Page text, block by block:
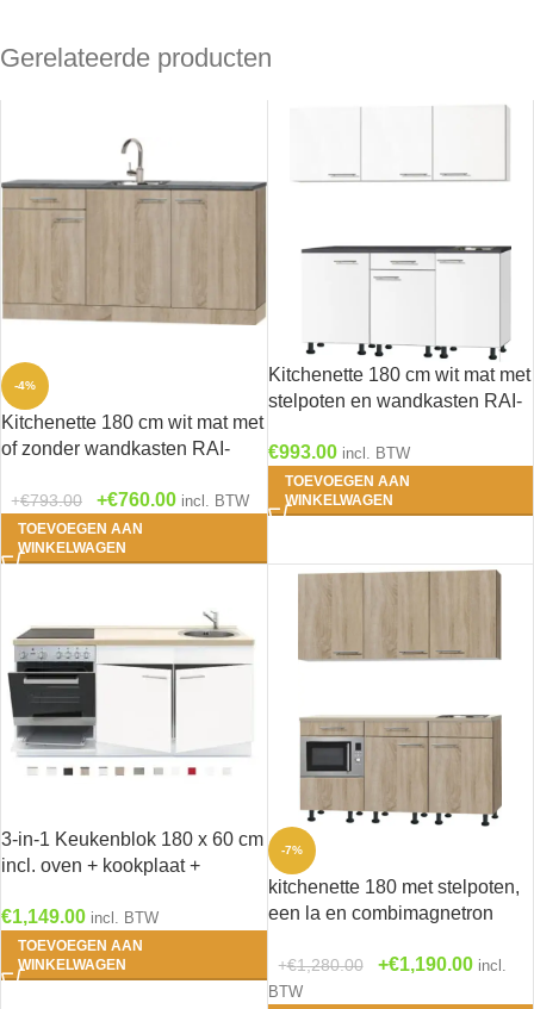
Gerelateerde producten
-4%
Kitchenette 180 cm wit mat met
of zonder wandkasten RAI-
€793.00 €760.00 incl. BTW
TOEVOEGEN AAN
WINKELWAGEN
Kitchenette 180 cm wit mat met
stelpoten en wandkasten RAI-
€993.00 incl. BTW
TOEVOEGEN AAN
WINKELWAGEN
3-in-1 Keukenblok 180 x 60 cm
incl. oven + kookplaat +
€1,149.00 incl. BTW
TOEVOEGEN AAN
WINKELWAGEN
-7%
kitchenette 180 met stelpoten,
een la en combimagnetron
€1,280.00 €1,190.00 incl.
BTW